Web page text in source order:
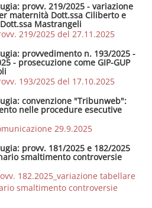
provv. 219/2025 - variazione
maternità Dott.ssa Ciliberto e
Mastrangeli
219/2025 del 27.11.2025
provvedimento n. 193/2025 -
- prosecuzione come GIP-GUP
193/2025 del 17.10.2025
convenzione "Tribunweb":
nelle procedure esecutive
29.9.2025
provv. 181/2025 e 182/2025
smaltimento controversie
182.2025_variazione tabellare
smaltimento controversie